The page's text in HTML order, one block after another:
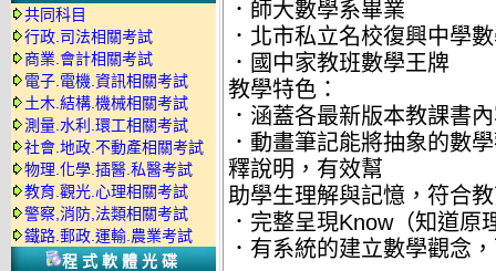
共同科目
行政.司法相關考試
商業.會計相關考試
電子.電機.資訊相關考試
土木.結構.機械相關考試
測量.水利.環工相關考試
社會.地政.不動產相關考試
物理.化學.插醫.私醫考試
教育.觀光.心理相關考試
警察,消防,法類相關考試
鐵路.郵政.運輸.農業考試
程式軟體光碟
．師大數學系畢業
．北市私立名校復興中學
．國中家教班數學王牌
教學特色：
．涵蓋各最新版本教課書
．動畫筆記能將抽象的數
釋說明，有效幫
助學生理解與記憶，符合
．完整呈現Know（知道
．有系統的建立數學觀念